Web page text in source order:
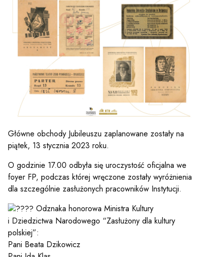
Główne obchody Jubileuszu zaplanowane zostały na
piątek, 13 stycznia 2023 roku.
O godzinie 17.00 odbyła się uroczystość oficjalna we
foyer FP, podczas której wręczone zostały wyróżnienia
dla szczególnie zasłużonych pracowników Instytucji.
Odznaka honorowa Ministra Kultury
i Dziedzictwa Narodowego “Zasłużony dla kultury
polskiej”:
Pani Beata Dzikowicz